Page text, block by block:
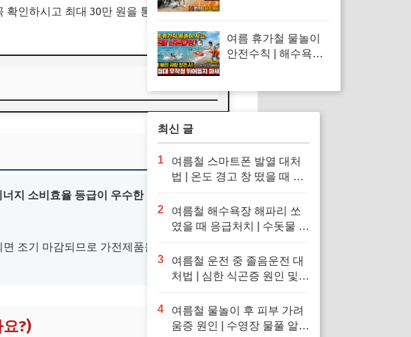
인하시고 최대 30만 원을 통장으로 돌려받으시
너지 소비효율 등급이 우수한 가전제품을 구매
조기 마감되므로 가전제품을 구매하셨다면
?)
탠딩 웨이브 방지 수
칙
여름 휴가철 물놀이
안전수칙 | 해수욕장
방법
최신 글
1
여름철 스마트폰 발열 대처
법 | 온도 경고 창 떴을 때 응
입 금지 이유
2
여름철 해수욕장 해파리 쏘
였을 때 응급처치 | 수돗물 세
닷물 세척 수칙
3
여름철 운전 중 졸음운전 대
처법 | 심한 식곤증 원인 및
퇴치 응급처치 수칙
4
여름철 물놀이 후 피부 가려
움증 원인 | 수영장 물풀 알레